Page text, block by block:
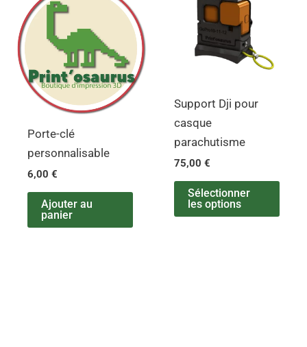
Porte-clé
personnalisable
6,00€
Ajouter au
panier
Support Dji pour
casque
parachutisme
75,00€
Sélectionner
les options